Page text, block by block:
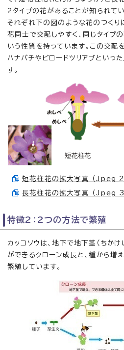
2タイプの花があることが知られてい
それぞれ下の図のような花のつくり
花同士で交配しやすく、同じタイプ
いう性質を持っています。この交配
ハナバチやビロードツリアブといっ
す。
短花柱花の拡大写真 （Jpeg
長花柱花の拡大写真 （Jpeg
特徴2：2つの方法で繁殖
カッコソウは、地下で地下茎（ちか
ができるクローン成長と、種から
繁殖しています。